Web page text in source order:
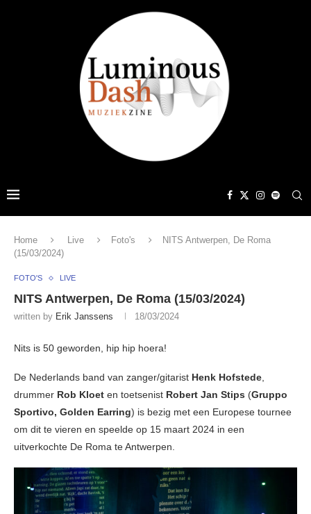
Home Live Foto's
NITS Antwerpen, De Roma
(15/03/2024)
FOTO'S LIVE
NITS Antwerpen, De Roma (15/03/2024)
written by Erik Janssens 18/03/2024
Nits is 50 geworden, hip hip hoera!
De Nederlands band van zanger/gitarist Henk Hofstede,
drummer Rob Kloet en toetsenist Robert Jan Stips (Gruppo
Sportivo, Golden Earring) is bezig met een Europese tournee
om dit te vieren en speelde op 15 maart 2024 in een
uitverkochte De Roma te Antwerpen.